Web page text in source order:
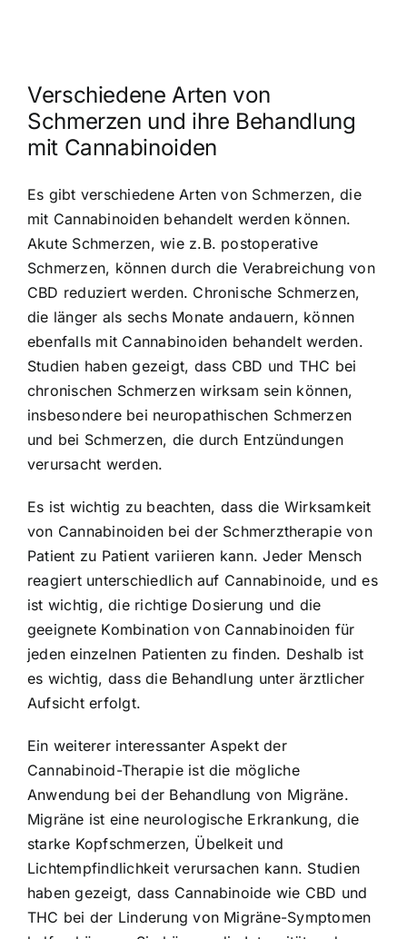
Verschiedene Arten von
Schmerzen und ihre Behandlung
mit Cannabinoiden
Es gibt verschiedene Arten von Schmerzen, die
mit Cannabinoiden behandelt werden können.
Akute Schmerzen, wie z.B. postoperative
Schmerzen, können durch die Verabreichung von
CBD reduziert werden. Chronische Schmerzen,
die länger als sechs Monate andauern, können
ebenfalls mit Cannabinoiden behandelt werden.
Studien haben gezeigt, dass CBD und THC bei
chronischen Schmerzen wirksam sein können,
insbesondere bei neuropathischen Schmerzen
und bei Schmerzen, die durch Entzündungen
verursacht werden.
Es ist wichtig zu beachten, dass die Wirksamkeit
von Cannabinoiden bei der Schmerztherapie von
Patient zu Patient variieren kann. Jeder Mensch
reagiert unterschiedlich auf Cannabinoide, und es
ist wichtig, die richtige Dosierung und die
geeignete Kombination von Cannabinoiden für
jeden einzelnen Patienten zu finden. Deshalb ist
es wichtig, dass die Behandlung unter ärztlicher
Aufsicht erfolgt.
Ein weiterer interessanter Aspekt der
Cannabinoid-Therapie ist die mögliche
Anwendung bei der Behandlung von Migräne.
Migräne ist eine neurologische Erkrankung, die
starke Kopfschmerzen, Übelkeit und
Lichtempfindlichkeit verursachen kann. Studien
haben gezeigt, dass Cannabinoide wie CBD und
THC bei der Linderung von Migräne-Symptomen